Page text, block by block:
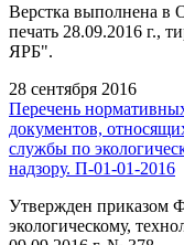
Верстка выполнена
печать 28.09.2016 г.,
ЯРБ".
28 сентября 2016
Перечень
документов,
службы по
надзору. П-01-01-2016
Утвержден приказом
экологическому,